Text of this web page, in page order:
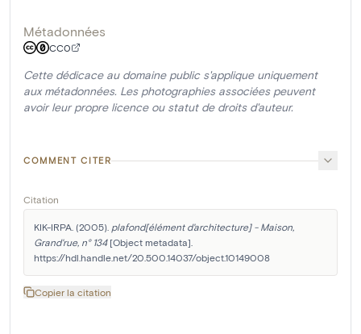
Métadonnées
CC0
Cette dédicace au domaine public s'applique uniquement
aux métadonnées. Les photographies associées peuvent
avoir leur propre licence ou statut de droits d'auteur.
COMMENT CITER
Citation
KIK-IRPA. (2005). plafond[élément d'architecture] - Maison,
Grand'rue, n° 134 [Object metadata].
https://hdl.handle.net/20.500.14037/object.10149008
Copier la citation